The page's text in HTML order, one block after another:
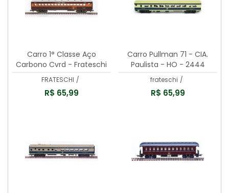
Carro 1° Classe Aço
Carbono Cvrd - Frateschi
-2486
FRATESCHI /
R$ 65,99
Carro Pullman 71 - CIA.
Paulista - HO - 2444
frateschi /
R$ 65,99